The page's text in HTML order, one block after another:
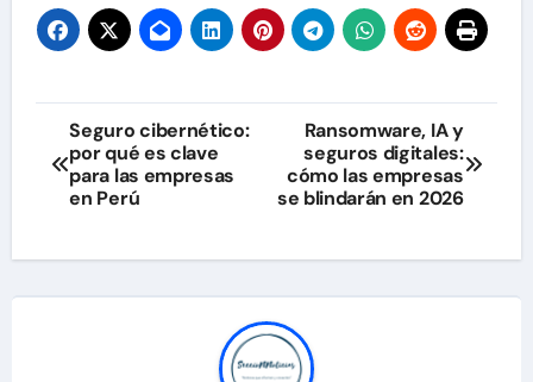
Navegación
de
Seguro cibernético:
por qué es clave
para las empresas
en Perú
Ransomware, IA y
seguros digitales:
cómo las empresas
se blindarán en 2026